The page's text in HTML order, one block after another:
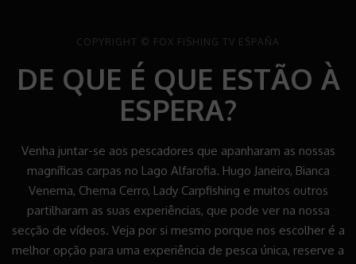
COPYRIGHT © FOX FISHING TV ESPAÑA
DE QUE É QUE ESTÃO À
ESPERA?
Venha juntar-se aos pescadores que apanharam as nossas
magníficas carpas no Lago Alfarofia. Hugo Janeiro, Bianca
Venema, Chema Cerro, Lady Carpfishing e muitos outros
partilharam as suas experiências, que pode ver na nossa
secção de vídeos. Veja por si mesmo porque nos escolher é a
melhor opção para uma experiência de pesca única, reserve a